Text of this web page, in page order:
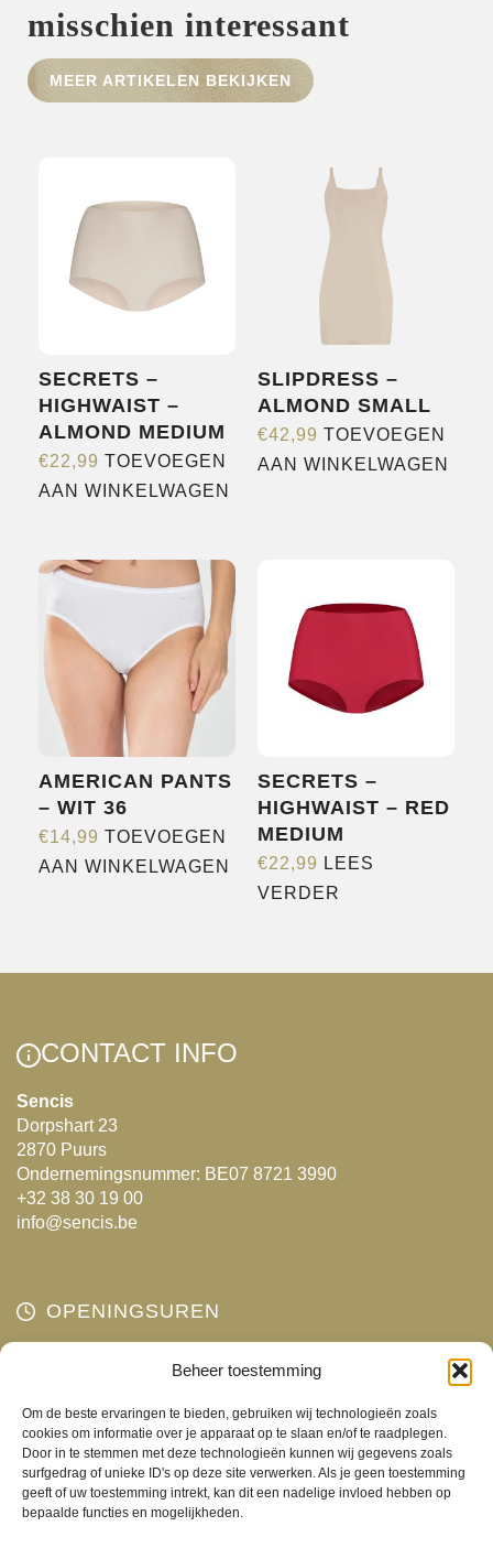
Beheer toestemming
Om de beste ervaringen te bieden, gebruiken wij technologieën zoals
cookies om informatie over je apparaat op te slaan en/of te raadplegen.
Door in te stemmen met deze technologieën kunnen wij gegevens zoals
surfgedrag of unieke ID's op deze site verwerken. Als je geen toestemming
geeft of uw toestemming intrekt, kan dit een nadelige invloed hebben op
bepaalde functies en mogelijkheden.
HOME
CONTACT
misschien interessant
MEER ARTIKELEN BEKIJKEN
SECRETS –
HIGHWAIST –
ALMOND MEDIUM
€22,99 TOEVOEGEN
AAN WINKELWAGEN
SLIPDRESS –
ALMOND SMALL
€42,99 TOEVOEGEN
AAN WINKELWAGEN
AMERICAN PANTS
– WIT 36
€14,99 TOEVOEGEN
AAN WINKELWAGEN
SECRETS –
HIGHWAIST – RED
MEDIUM
€22,99 LEES
VERDER
CONTACT INFO
Sencis
Dorpshart 23
2870 Puurs
Ondernemingsnummer: BE07 8721 3990
+32 38 30 19 00
info@sencis.be
OPENINGSUREN
Gesloten
Woensdag
10:00 - 18:00
Donderdag
10:00 - 18:00
Vrijdag
10:00 - 18:00
Zaterdag
10:00 - 17:00